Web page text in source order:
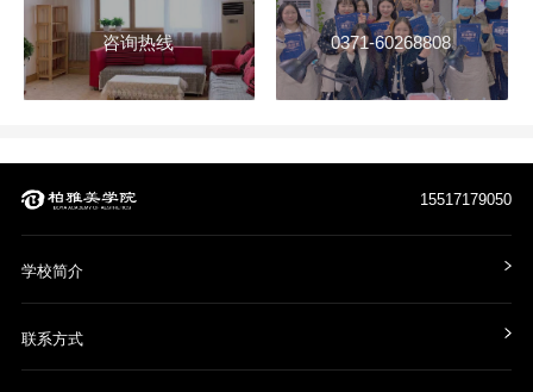
咨询热线 0371-60268808
15517179050
学校简介
联系方式